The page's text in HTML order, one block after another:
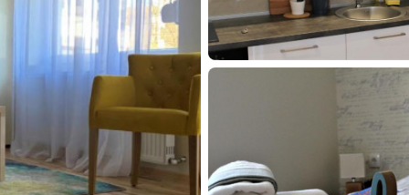
Nova Varoš Valjevo
Kruševac Pirot
Pazar Zrenjanin
Gornji Milanovac
Bor Požarevac